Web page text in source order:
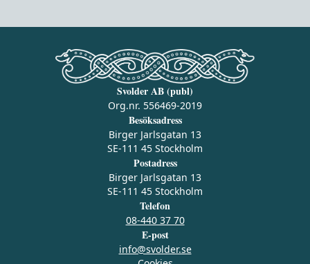
Svolder AB (publ)
Org.nr. 556469-2019
Besöksadress
Birger Jarlsgatan 13
SE-111 45 Stockholm
Postadress
Birger Jarlsgatan 13
SE-111 45 Stockholm
Telefon
08-440 37 70
E-post
info@svolder.se